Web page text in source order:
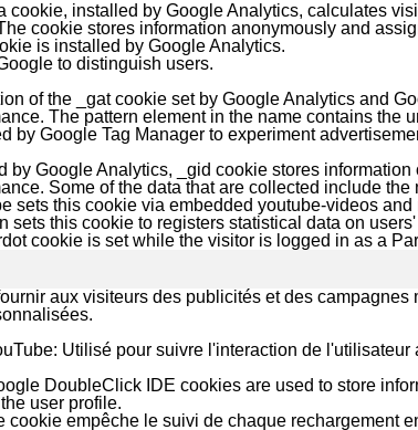
cookie, installed by Google Analytics, calculates
cookie stores information anonymously and
is installed by Google Analytics.
to distinguish users.
of the _gat cookie set by Google Analytics and
The pattern element in the name contains the
by Google Tag Manager to experiment
by Google Analytics, _gid cookie stores
Some of the data that are collected include
sets this cookie via embedded youtube-videos
sets this cookie to registers statistical data on
cookie is set while the visitor is logged in as a
aux visiteurs des publicités et des
Utilisé pour suivre l'interaction de l'utilisateur
DoubleClick IDE cookies are used to store
user profile.
cookie empêche le suivi de chaque rechargement